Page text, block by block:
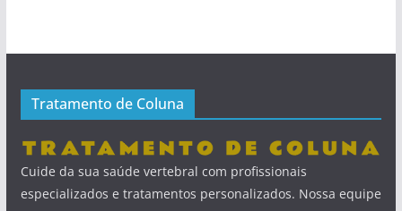
Tratamento de Coluna
Cuide da sua saúde vertebral com profissionais
especializados e tratamentos personalizados. Nossa equipe